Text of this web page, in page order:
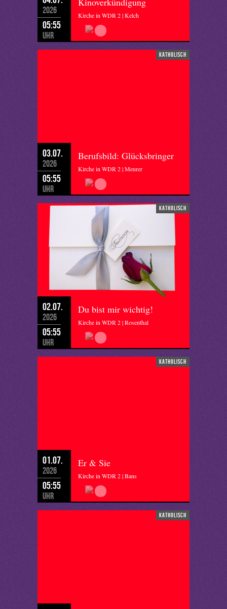
2026
05:55
Uhr
Kirche in WDR 2 | Kelch
katholisch
03.07.
2026
05:55
Uhr
Berufsbild: Glücksbringer
Kirche in WDR 2 | Meurer
katholisch
02.07.
2026
05:55
Uhr
Du bist mir wichtig!
Kirche in WDR 2 | Rosenthal
katholisch
01.07.
2026
05:55
Uhr
Er & Sie
Kirche in WDR 2 | Bans
katholisch